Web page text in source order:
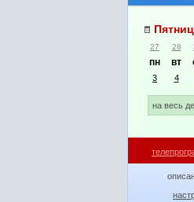
27 28
пн вт
3 4
на весь